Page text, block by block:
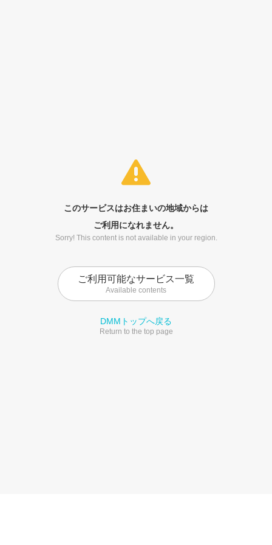
このサービスはお住まいの地域からは
ご利用になれません。
Sorry! This content is not available in your region.
ご利用可能なサービス一覧
Available contents
DMMトップへ戻る
Return to the top page